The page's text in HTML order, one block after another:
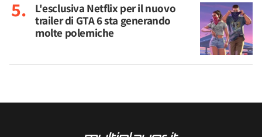
L'esclusiva Netflix per il nuovo
trailer di GTA 6 sta generando
molte polemiche